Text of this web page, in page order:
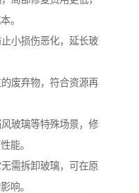
。
小损伤恶化，延长玻
废弃物，符合资源再
玻璃等特殊场景，修
能。
需拆卸玻璃，可在原
响。